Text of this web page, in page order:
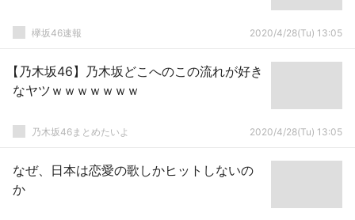
欅坂46速報 2020/4/28(Tu) 13:05
【乃木坂46】乃木坂どこへのこの流れが好き
なヤツｗｗｗｗｗｗｗ
乃木坂46まとめたいよ 2020/4/28(Tu) 13:05
なぜ、日本は恋愛の歌しかヒットしないの
か